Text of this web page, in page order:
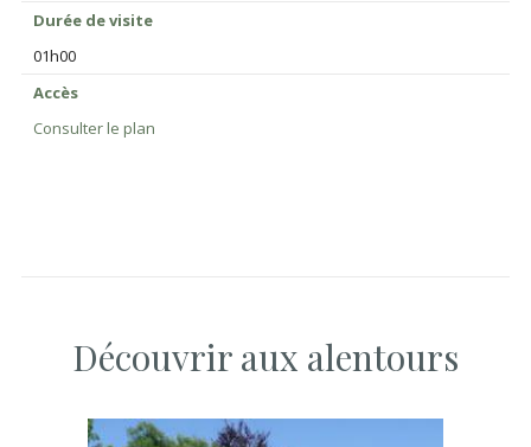
Durée de visite
01h00
Accès
Consulter le plan
Découvrir aux alentours